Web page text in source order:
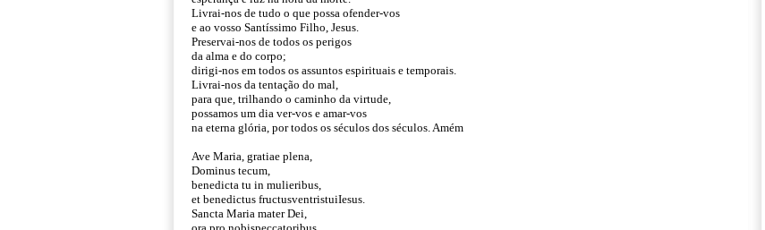
Livrai-nos de tudo o que possa ofender-vos
e ao vosso Santíssimo Filho, Jesus.
Preservai-nos de todos os perigos
da alma e do corpo;
dirigi-nos em todos os assuntos espirituais e temporais.
Livrai-nos da tentação do mal,
para que, trilhando o caminho da virtude,
possamos um dia ver-vos e amar-vos
na eterna glória, por todos os séculos dos séculos. Amém
Ave Maria, gratiae plena,
Dominus tecum,
benedicta tu in mulieribus,
et benedictus fructusventristuiIesus.
Sancta Maria mater Dei,